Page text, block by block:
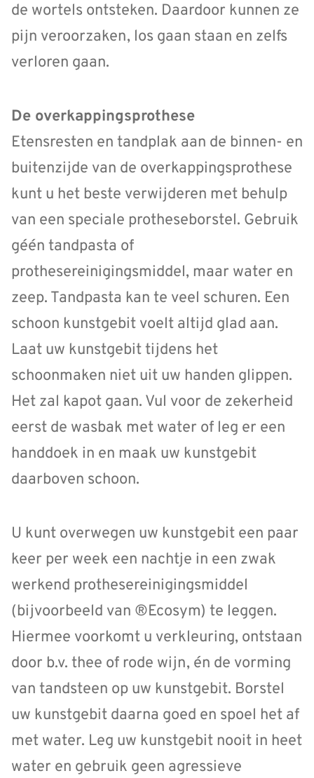
de wortels ontsteken. Daardoor kunnen ze
pijn veroorzaken, los gaan staan en zelfs
verloren gaan.
De overkappingsprothese
Etensresten en tandplak aan de binnen- en
buitenzijde van de overkappingsprothese
kunt u het beste verwijderen met behulp
van een speciale protheseborstel. Gebruik
géén tandpasta of
prothesereinigingsmiddel, maar water en
zeep. Tandpasta kan te veel schuren. Een
schoon kunstgebit voelt altijd glad aan.
Laat uw kunstgebit tijdens het
schoonmaken niet uit uw handen glippen.
Het zal kapot gaan. Vul voor de zekerheid
eerst de wasbak met water of leg er een
handdoek in en maak uw kunstgebit
daarboven schoon.
U kunt overwegen uw kunstgebit een paar
keer per week een nachtje in een zwak
werkend prothesereinigingsmiddel
(bijvoorbeeld van ®Ecosym) te leggen.
Hiermee voorkomt u verkleuring, ontstaan
door b.v. thee of rode wijn, én de vorming
van tandsteen op uw kunstgebit. Borstel
uw kunstgebit daarna goed en spoel het af
met water. Leg uw kunstgebit nooit in heet
water en gebruik geen agressieve